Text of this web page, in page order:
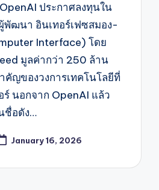
ประกาศลงทุนใน
พัฒนา อินเทอร์เฟซสมอง-
Interface) โดย
มูลค่ากว่า 250 ล้าน
คัญของวงการเทคโนโลยีที่
นอกจาก OpenAI แล้ว
ชื่อดัง…
January 16, 2026